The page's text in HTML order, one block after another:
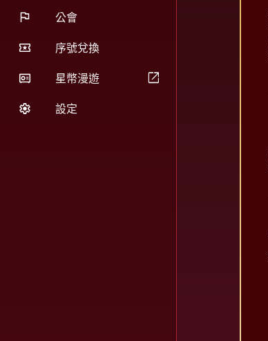
公會
序號兌換
星幣漫遊
open_in_new
設定